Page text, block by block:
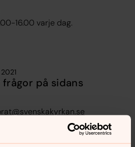
16.00 varje dag.
på sidans